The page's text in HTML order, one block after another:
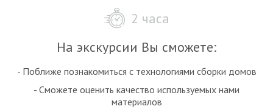
2 часа
На экскурсии Вы сможете:
- Поближе познакомиться с технологиями сборки домов
- Сможете оценить качество используемых нами
материалов